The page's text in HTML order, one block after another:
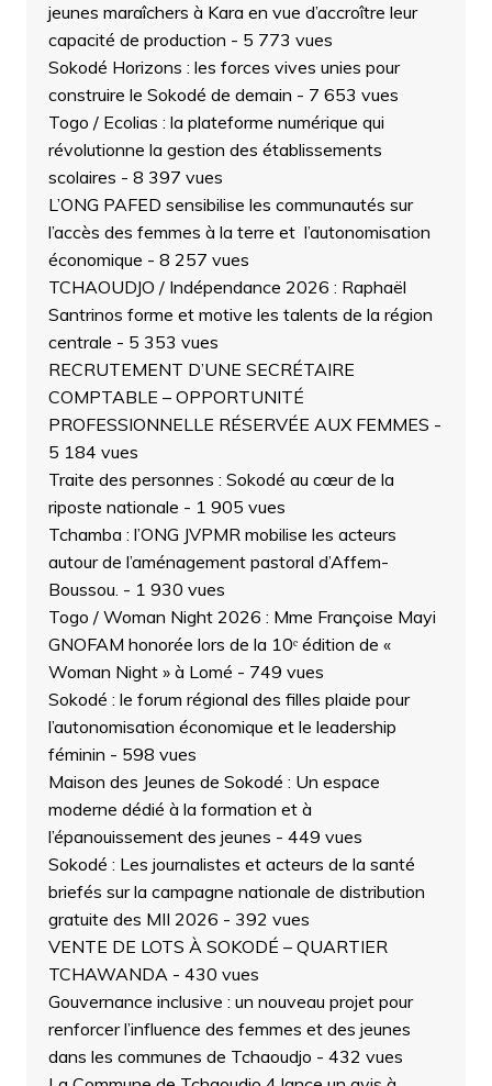
jeunes maraîchers à Kara en vue d’accroître leur
capacité de production - 5 773 vues
Sokodé Horizons : les forces vives unies pour
construire le Sokodé de demain - 7 653 vues
Togo / Ecolias : la plateforme numérique qui
révolutionne la gestion des établissements
scolaires - 8 397 vues
L’ONG PAFED sensibilise les communautés sur
l’accès des femmes à la terre et l’autonomisation
économique - 8 257 vues
TCHAOUDJO / Indépendance 2026 : Raphaël
Santrinos forme et motive les talents de la région
centrale - 5 353 vues
RECRUTEMENT D’UNE SECRÉTAIRE
COMPTABLE – OPPORTUNITÉ
PROFESSIONNELLE RÉSERVÉE AUX FEMMES -
5 184 vues
Traite des personnes : Sokodé au cœur de la
riposte nationale - 1 905 vues
Tchamba : l’ONG JVPMR mobilise les acteurs
autour de l’aménagement pastoral d’Affem-
Boussou. - 1 930 vues
Togo / Woman Night 2026 : Mme Françoise Mayi
GNOFAM honorée lors de la 10ᵉ édition de «
Woman Night » à Lomé - 749 vues
Sokodé : le forum régional des filles plaide pour
l’autonomisation économique et le leadership
féminin - 598 vues
Maison des Jeunes de Sokodé : Un espace
moderne dédié à la formation et à
l’épanouissement des jeunes - 449 vues
Sokodé : Les journalistes et acteurs de la santé
briefés sur la campagne nationale de distribution
gratuite des MII 2026 - 392 vues
VENTE DE LOTS À SOKODÉ – QUARTIER
TCHAWANDA- 430 vues
Gouvernance inclusive : un nouveau projet pour
renforcer l’influence des femmes et des jeunes
dans les communes de Tchaoudjo - 432 vues